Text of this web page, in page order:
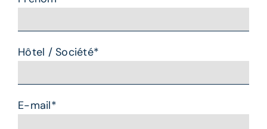
Prénom*
Hôtel / Société*
E-mail*